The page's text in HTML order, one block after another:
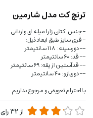
ترنچ کت مدل شارمین
- جنس: کتان زارا میله ای وارداتی
- فری سایز طبق ابعاد ذیل:
-- دورسینه : ۱۱۸ سانتیمتر
-- قد: ۶۰ سانتیمتر
-- قدآستین از یقه: ۶۹ سانتیمتر
-- دوربازو: ۴۰ سانتیمتر
با احترام تعویض و مرجوع نداریم
از32رای